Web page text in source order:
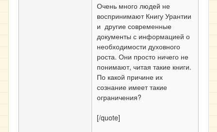
Очень много людей не
воспринимают Книгу Урантии
и другие современные
документы с информацией о
необходимости духовного
роста. Они просто ничего не
понимают, читая такие книги.
По какой причине их
сознание имеет такие
ограничения?
[/quote]